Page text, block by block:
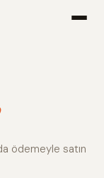
Alım
ödemeyle satın